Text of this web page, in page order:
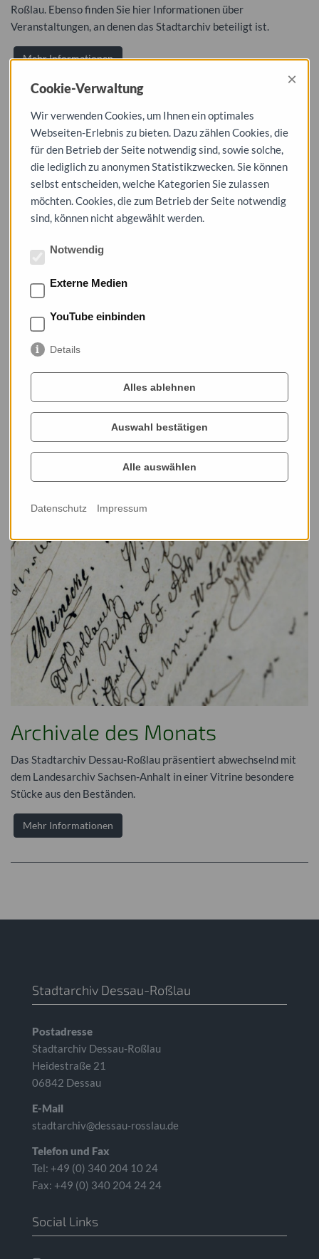
Roßlau. Ebenso finden Sie hier Informationen über
Veranstaltungen, an denen das Stadtarchiv beteiligt ist.
Mehr Informationen
Ausstellungen
Das Stadtarchiv Dessau-Roßlau richtet eine Reihe sehr
informativer Ausstellungen aus. Hier finden Sie alles
Wissenswerte dazu.
Mehr Informationen
Archivale des Monats
Das Stadtarchiv Dessau-Roßlau präsentiert abwechselnd mit
dem Landesarchiv Sachsen-Anhalt in einer Vitrine besondere
Stücke aus den Beständen.
Mehr Informationen
Stadtarchiv Dessau-Roßlau
Postadresse
Stadtarchiv Dessau-Roßlau
Heidestraße 21
06842 Dessau
E-Mail
stadtarchiv@dessau-rosslau.de
Telefon und Fax
Tel: +49 (0) 340 204 10 24
Fax: +49 (0) 340 204 24 24
Social Links
Cookie-Verwaltung ×
Wir verwenden Cookies, um Ihnen ein optimales
Webseiten-Erlebnis zu bieten. Dazu zählen Cookies, die
für den Betrieb der Seite notwendig sind, sowie solche,
die lediglich zu anonymen Statistikzwecken. Sie können
selbst entscheiden, welche Kategorien Sie zulassen
möchten. Cookies, die zum Betrieb der Seite notwendig
sind, können nicht abgewählt werden.
Notwendig
Externe Medien
YouTube einbinden
Details
Alles ablehnen
Auswahl bestätigen
Alle auswählen
Datenschutz Impressum